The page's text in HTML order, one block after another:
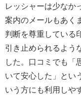
レッシャーは少なか
案内のメールもあく
判断を尊重している
引き止められるよう
した。口コミでも「
いて安心した」とい
いう方にも利用しや